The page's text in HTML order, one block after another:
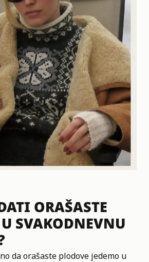
ORAŠASTE
SVAKODNEVNU
da orašaste plodove jedemo u